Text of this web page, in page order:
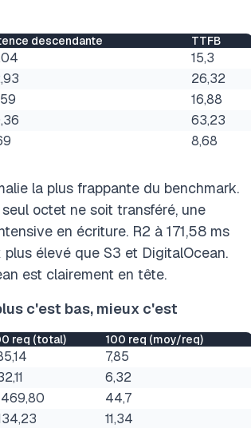
descendante TTFB
15,3
26,32
16,88
63,23
8,68
la plus frappante du benchmark.
octet ne soit transféré, une
en écriture. R2 à 171,58 ms
élevé que S3 et DigitalOcean.
est clairement en tête.
c'est bas, mieux c'est
req (total) 100 req (moy/req)
7,85
6,32
44,7
11,34